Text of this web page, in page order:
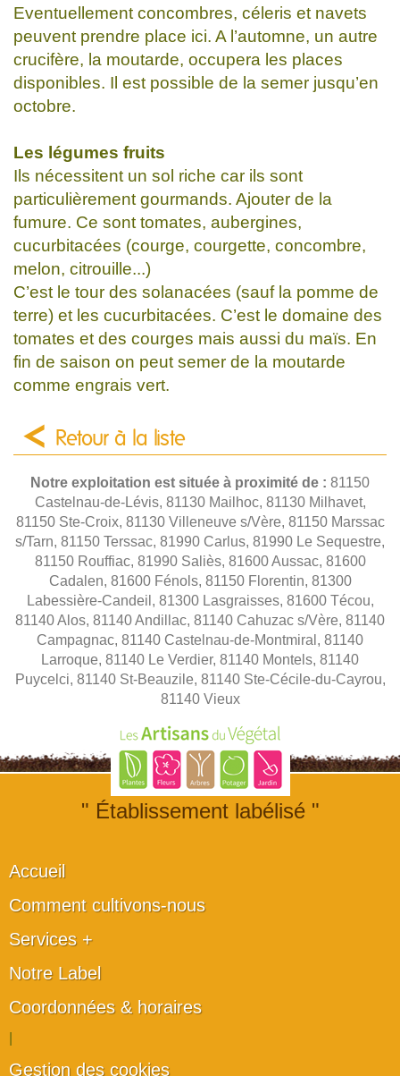
Eventuellement concombres, céleris et navets
peuvent prendre place ici. A l’automne, un autre
crucifère, la moutarde, occupera les places
disponibles. Il est possible de la semer jusqu’en
octobre.
Les légumes fruits
Ils nécessitent un sol riche car ils sont
particulièrement gourmands. Ajouter de la
fumure. Ce sont tomates, aubergines,
cucurbitacées (courge, courgette, concombre,
melon, citrouille...)
C’est le tour des solanacées (sauf la pomme de
terre) et les cucurbitacées. C’est le domaine des
tomates et des courges mais aussi du maïs. En
fin de saison on peut semer de la moutarde
comme engrais vert.
Retour à la liste
Notre exploitation est située à proximité de : 81150
Castelnau-de-Lévis, 81130 Mailhoc, 81130 Milhavet,
81150 Ste-Croix, 81130 Villeneuve s/Vère, 81150 Marssac
s/Tarn, 81150 Terssac, 81990 Carlus, 81990 Le Sequestre,
81150 Rouffiac, 81990 Saliès, 81600 Aussac, 81600
Cadalen, 81600 Fénols, 81150 Florentin, 81300
Labessière-Candeil, 81300 Lasgraisses, 81600 Técou,
81140 Alos, 81140 Andillac, 81140 Cahuzac s/Vère, 81140
Campagnac, 81140 Castelnau-de-Montmiral, 81140
Larroque, 81140 Le Verdier, 81140 Montels, 81140
Puycelci, 81140 St-Beauzile, 81140 Ste-Cécile-du-Cayrou,
81140 Vieux
" Établissement labélisé "
Accueil
Comment cultivons-nous
Services +
Notre Label
Coordonnées & horaires
Gestion des cookies